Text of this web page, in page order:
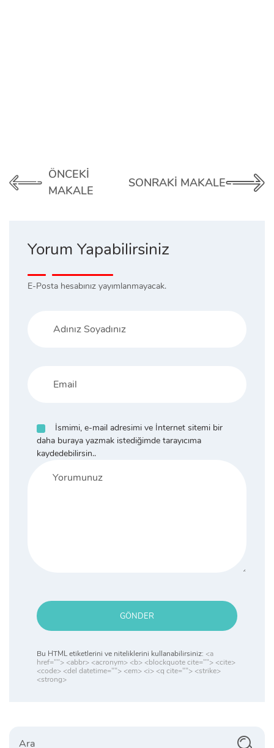
ÖNCEKI
MAKALE
SONRAKI MAKALE
Yorum Yapabilirsiniz
E-Posta hesabınız yayımlanmayacak.
İsmimi, e-mail adresimi ve İnternet sitemi bir
daha buraya yazmak istediğimde tarayıcıma
kaydedebilirsin..
GÖNDER
Bu HTML etiketlerini ve niteliklerini kullanabilirsiniz: <a
href=""> <abbr> <acronym> <b> <blockquote cite=""> <cite>
<code> <del datetime=""> <em> <i> <q cite=""> <strike>
<strong>